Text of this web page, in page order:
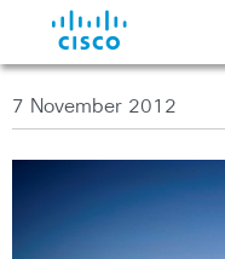
7 November 2012